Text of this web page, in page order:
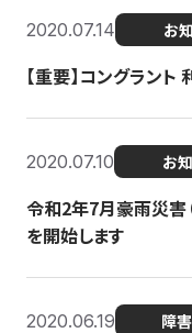
2020.07.14 お
【重要】コングラン
2020.07.10 お
令和2年7月豪雨災害
を開始します
2020.06.19 障